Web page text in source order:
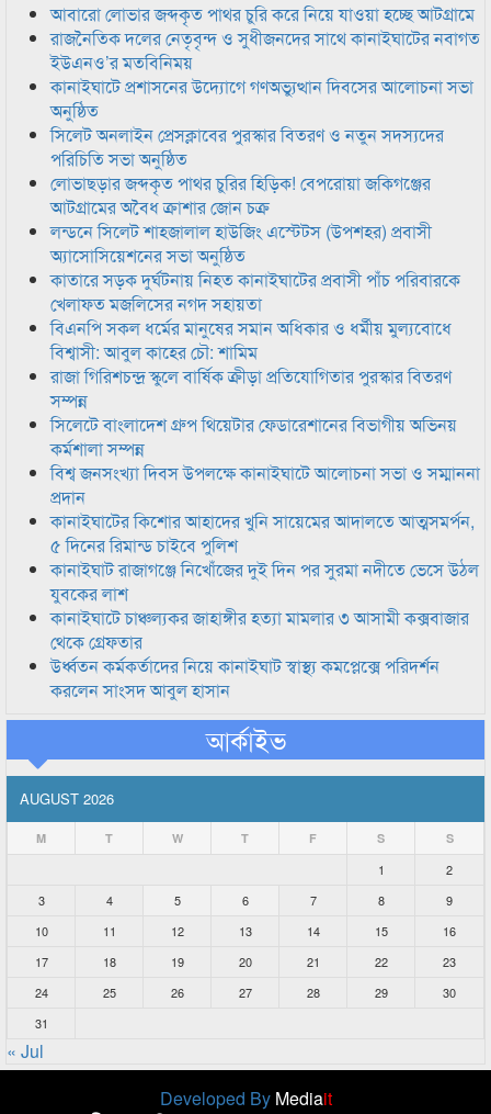
আবারো লোভার জব্দকৃত পাথর চুরি করে নিয়ে যাওয়া হচ্ছে আটগ্রামে
রাজনৈতিক দলের নেতৃবৃন্দ ও সুধীজনদের সাথে কানাইঘাটের নবাগত
ইউএনও’র মতবিনিময়
কানাইঘাটে প্রশাসনের উদ্যোগে গণঅভ্যুত্থান দিবসের আলোচনা সভা
অনুষ্ঠিত
সিলেট অনলাইন প্রেসক্লাবের পুরস্কার বিতরণ ও নতুন সদস্যদের
পরিচিতি সভা অনুষ্ঠিত
লোভাছড়ার জব্দকৃত পাথর চুরির হিড়িক! বেপরোয়া জকিগঞ্জের
আটগ্রামের অবৈধ ক্রাশার জোন চক্র
লন্ডনে সিলেট শাহজালাল হাউজিং এস্টেটস (উপশহর) প্রবাসী
অ্যাসোসিয়েশনের সভা অনুষ্ঠিত
কাতারে সড়ক দুর্ঘটনায় নিহত কানাইঘাটের প্রবাসী পাঁচ পরিবারকে
খেলাফত মজলিসের নগদ সহায়তা
বিএনপি সকল ধর্মের মানুষের সমান অধিকার ও ধর্মীয় মুল্যবোধে
বিশ্বাসী: আবুল কাহের চৌ: শামিম
রাজা গিরিশচন্দ্র স্কুলে বার্ষিক ক্রীড়া প্রতিযোগিতার পুরস্কার বিতরণ
সম্পন্ন
সিলেটে বাংলাদেশ গ্রুপ থিয়েটার ফেডারেশানের বিভাগীয় অভিনয়
কর্মশালা সম্পন্ন
বিশ্ব জনসংখ্যা দিবস উপলক্ষে কানাইঘাটে আলোচনা সভা ও সম্মাননা
প্রদান
কানাইঘাটের কিশোর আহাদের খুনি সায়েমের আদালতে আত্মসমর্পন,
৫ দিনের রিমান্ড চাইবে পুলিশ
কানাইঘাট রাজাগঞ্জে নিখোঁজের দুই দিন পর সুরমা নদীতে ভেসে উঠল
যুবকের লাশ
কানাইঘাটে চাঞ্চল্যকর জাহাঙ্গীর হত্যা মামলার ৩ আসামী কক্সবাজার
থেকে গ্রেফতার
উর্ধ্বতন কর্মকর্তাদের নিয়ে কানাইঘাট স্বাস্থ্য কমপ্লেক্সে পরিদর্শন
করলেন সাংসদ আবুল হাসান
আর্কাইভ
AUGUST 2026
M T W T F S S
1
2
3
4 5 6 7 8
9
10
11 12 13 14 15
16
17
18 19 20 21 22
23
24
25 26 27 28 29
30
31
« Jul
Developed By Mediait